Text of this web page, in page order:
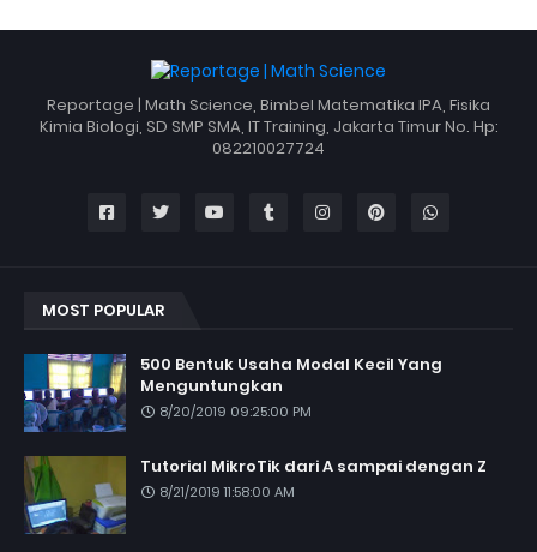
Reportage | Math Science, Bimbel Matematika IPA, Fisika
Kimia Biologi, SD SMP SMA, IT Training, Jakarta Timur No. Hp:
082210027724
MOST POPULAR
500 Bentuk Usaha Modal Kecil Yang
Menguntungkan
8/20/2019 09:25:00 PM
Tutorial MikroTik dari A sampai dengan Z
8/21/2019 11:58:00 AM